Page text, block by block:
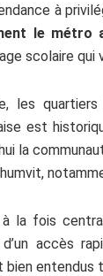
à
le métro
scolaire
les
est
la
la fois
accès
bien